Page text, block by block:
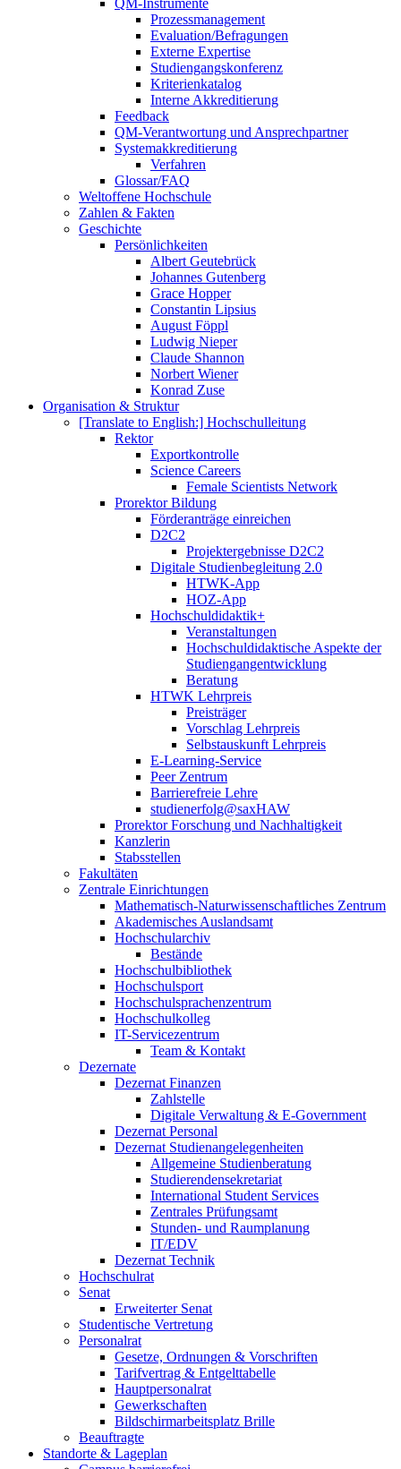
QM-Instrumente
Prozessmanagement
Evaluation/Befragungen
Externe Expertise
Studiengangskonferenz
Kriterienkatalog
Interne Akkreditierung
Feedback
QM-Verantwortung und Ansprechpartner
Systemakkreditierung
Verfahren
Glossar/FAQ
Weltoffene Hochschule
Zahlen & Fakten
Geschichte
Persönlichkeiten
Albert Geutebrück
Johannes Gutenberg
Grace Hopper
Constantin Lipsius
August Föppl
Ludwig Nieper
Claude Shannon
Norbert Wiener
Konrad Zuse
Organisation & Struktur
[Translate to English:] Hochschulleitung
Rektor
Exportkontrolle
Science Careers
Female Scientists Network
Prorektor Bildung
Förderanträge einreichen
D2C2
Projektergebnisse D2C2
Digitale Studienbegleitung 2.0
HTWK-App
HOZ-App
Hochschuldidaktik+
Veranstaltungen
Hochschuldidaktische Aspekte der
Studiengangentwicklung
Beratung
HTWK Lehrpreis
Preisträger
Vorschlag Lehrpreis
Selbstauskunft Lehrpreis
E-Learning-Service
Peer Zentrum
Barrierefreie Lehre
studienerfolg@saxHAW
Prorektor Forschung und Nachhaltigkeit
Kanzlerin
Stabsstellen
Fakultäten
Zentrale Einrichtungen
Mathematisch-Naturwissenschaftliches Zentrum
Akademisches Auslandsamt
Hochschularchiv
Bestände
Hochschulbibliothek
Hochschulsport
Hochschulsprachenzentrum
Hochschulkolleg
IT-Servicezentrum
Team & Kontakt
Dezernate
Dezernat Finanzen
Zahlstelle
Digitale Verwaltung & E-Government
Dezernat Personal
Dezernat Studienangelegenheiten
Allgemeine Studienberatung
Studierendensekretariat
International Student Services
Zentrales Prüfungsamt
Stunden- und Raumplanung
IT/EDV
Dezernat Technik
Hochschulrat
Senat
Erweiterter Senat
Studentische Vertretung
Personalrat
Gesetze, Ordnungen & Vorschriften
Tarifvertrag & Entgelttabelle
Hauptpersonalrat
Gewerkschaften
Bildschirmarbeitsplatz Brille
Beauftragte
Standorte & Lageplan